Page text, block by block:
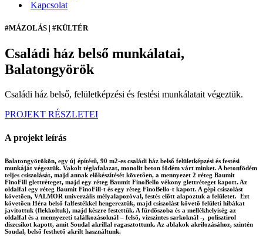
Kapcsolat
#MÁZOLÁS | #KÜLTÉR
Családi ház belső munkálatai,
Balatongyörök
Családi ház belső, felületképzési és festési munkálatait végeztük.
PROJEKT RÉSZLETEI
A projekt leírás
Balatongyörökön, egy új építésű, 90 m2-es családi ház belső felületképzési és festési
munkáját végeztük. Vakolt téglafalazat, monolit beton födém várt minket. A betonfödém
teljes csiszolását, majd annak előkészítését követően, a mennyezet 2 réteg Baumit
FinoFill glettréteget, majd egy réteg Baumit FinoBello vékony glettréteget kapott. Az
oldalfal egy réteg Baumit FinoFill-t és egy réteg FinoBello-t kapott. A gépi csiszolást
követően, VALMOR univerzális mélyalapozóval, festés előtt alapoztuk a felületet. Ezt
követően Héra belső falfestékkel hengereztük, majd csiszolást követő felületi hibákat
javítottuk (flekkoltuk), majd készre festettük. A fürdőszoba és a mellékhelyiség az
oldalfal és a mennyezeti találkozásoknál – felső, vízszintes sarkoknál -, polisztirol
díszcsíkot kapott, amit Soudal akrillal ragasztottunk. Az ablakok akrilozásához, szintén
Soudal, belső festhető akrilt használtunk.